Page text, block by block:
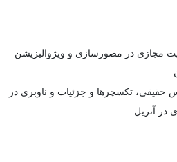
مجازی در مصورسازی و ویژوالیزیشن
حقیقی، تکسچرها و جزئیات و ناوبری در
در آنریل